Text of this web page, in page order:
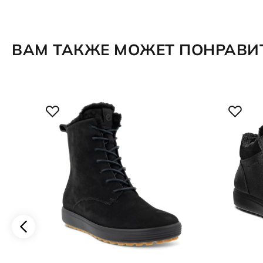
ВАМ ТАКЖЕ МОЖЕТ